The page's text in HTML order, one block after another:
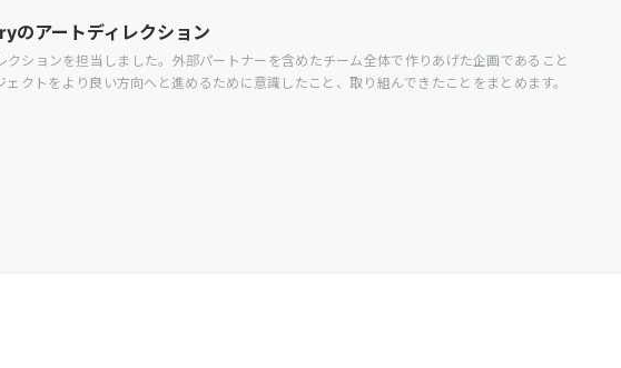
のアートディレクション
ョンを担当しました。外部パートナーを含めたチーム全体で作りあげた企画であること
クトをより良い方向へと進めるために意識したこと、取り組んできたことをまとめます。